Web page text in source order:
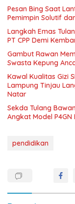
Pesan Bing Saat
Pemimpin Solutif
Langkah Emas
PT CPP Demi
Gambut Rawan
Swasta Kepung
Kawal Kualitas Gizi
Lampung Tinjau
Natar
Sekda Tulang
Angkat Model
pendidikan